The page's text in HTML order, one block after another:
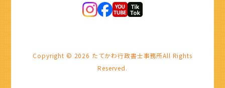
Copyright © 2026 たてかわ行政書士事務所All Rights
Reserved.